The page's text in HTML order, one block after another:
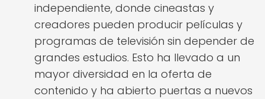
independiente, donde cineastas y
creadores pueden producir películas y
programas de televisión sin depender de
grandes estudios. Esto ha llevado a un
mayor diversidad en la oferta de
contenido y ha abierto puertas a nuevos